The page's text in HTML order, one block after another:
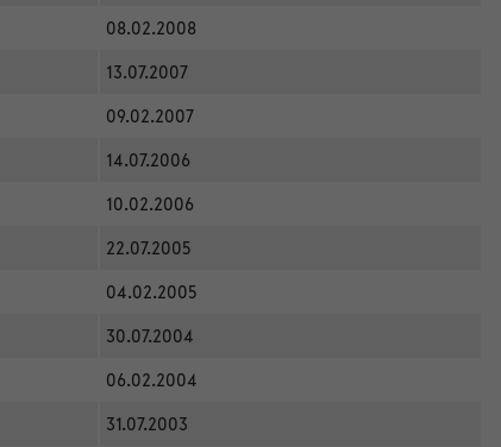
08.02.2008
13.07.2007
09.02.2007
14.07.2006
10.02.2006
22.07.2005
04.02.2005
30.07.2004
06.02.2004
31.07.2003